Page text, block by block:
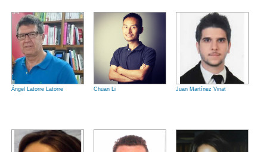
Ángel Latorre Latorre Chuan Li Juan Martínez Vinat